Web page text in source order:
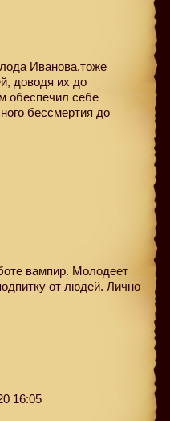
Иванова,тоже
доводя их до
обеспечил себе
бессмертия до
вампир. Молодеет
от людей. Лично
16:05